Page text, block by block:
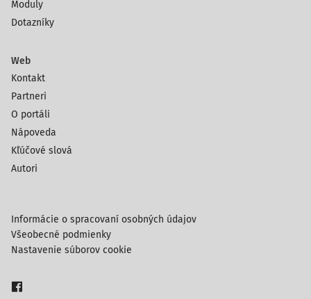
Moduly
Dotazníky
Web
Kontakt
Partneri
O portáli
Nápoveda
Kľúčové slová
Autori
Informácie o spracovaní osobných údajov
Všeobecné podmienky
Nastavenie súborov cookie